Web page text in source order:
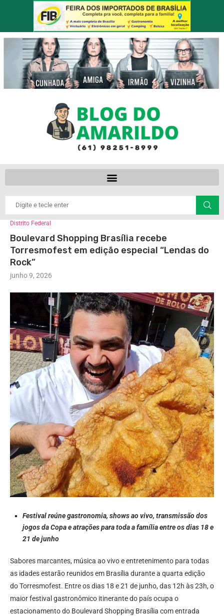
Distrito Federal
Boulevard Shopping Brasília recebe
Torresmofest em edição especial “Lendas do
Rock”
junho 9, 2026
Festival reúne gastronomia, shows ao vivo, transmissão dos
jogos da Copa e atrações para toda a família entre os dias 18 e
21 de junho
Sabores marcantes, música ao vivo e entretenimento para todas
as idades estarão reunidos em Brasília durante a quarta edição
do Torresmofest. Entre os dias 18 e 21 de junho, das 12h às 23h, o
maior festival gastronômico itinerante do país ocupa o
estacionamento do Boulevard Shopping Brasília com entrada